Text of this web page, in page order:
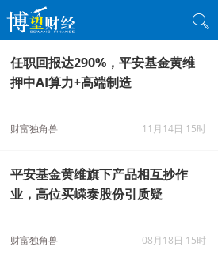
任职回报达290%，平安基金黄维
押中AI算力+高端制造
财富独角兽 11月14日 15时
平安基金黄维旗下产品相互抄作
业，高位买嵘泰股份引质疑
财富独角兽 08月18日 15时